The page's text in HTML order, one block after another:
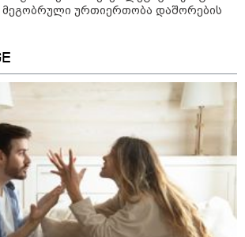
Times
მსოფლიოს არც ერთი ქალაქისკენ
არ გაუშვიათ: პუტინის ახალი
შტურმი ტვინზე და პოლიტიკური
პოლარიზაციის მეტასტაზები: რა
ემართება ადამიანის ფსიქიკას,
როდესაც მედიიდან და
სოცქსელებიდან მუდმივად
ლანძღვა-გინება ესმის?! -
ფსიქოლოგ ზურა მხეიძის ანალიზი
ურთიერთობა დაშორების